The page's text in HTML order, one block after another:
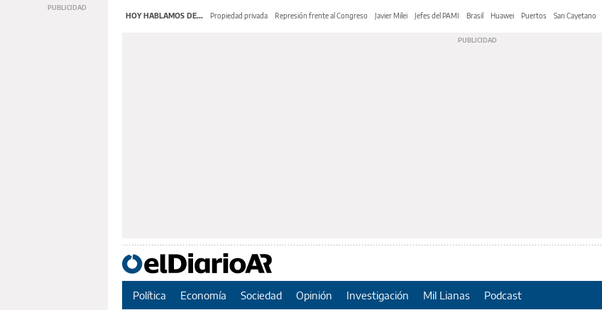
HOY HABLAMOS DE... Propiedad privada Represión frente al Congreso Javier Milei Jefes del PAMI Brasil Huawei Puertos San Cayetano
Política Economía Sociedad Opinión Investigación Mil Lianas Podcast